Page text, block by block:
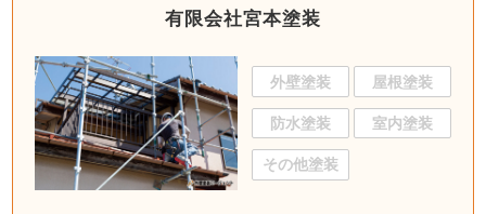
有限会社宮本塗装
外壁塗装 屋根塗装
防水塗装 室内塗装
その他塗装